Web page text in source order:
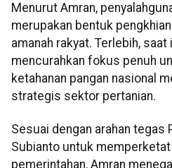
Menurut Amran,
merupakan bentuk
amanah rakyat. Terlebih,
mencurahkan fokus penuh
ketahanan pangan nasional
strategis sektor pertanian.
Sesuai dengan arahan tegas
Subianto untuk memperketat
pemerintahan, Amran